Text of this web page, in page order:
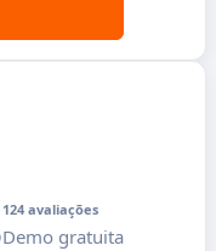
124 avaliações
Demo gratuita